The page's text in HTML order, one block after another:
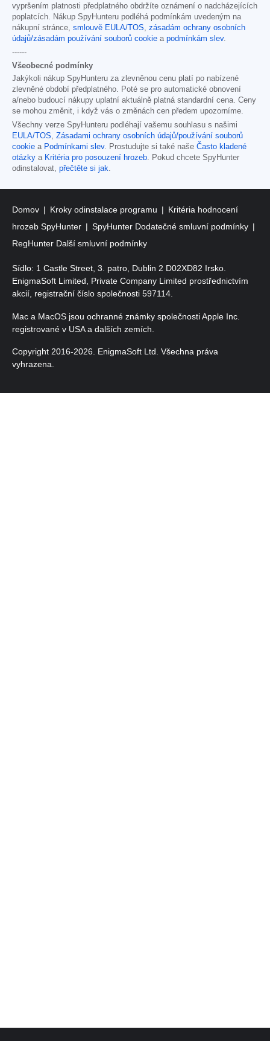
vypršením platnosti předplatného obdržíte oznámení o nadcházejících
poplatcích. Nákup SpyHunteru podléhá podmínkám uvedeným na
nákupní stránce, smlouvě EULA/TOS, zásadám ochrany osobních
údajů/zásadám používání souborů cookie a podmínkám slev.
------
Všeobecné podmínky
Jakýkoli nákup SpyHunteru za zlevněnou cenu platí po nabízené
zlevněné období předplatného. Poté se pro automatické obnovení
a/nebo budoucí nákupy uplatní aktuálně platná standardní cena. Ceny
se mohou změnit, i když vás o změnách cen předem upozorníme.
Všechny verze SpyHunteru podléhají vašemu souhlasu s našimi
EULA/TOS, Zásadami ochrany osobních údajů/používání souborů
cookie a Podmínkami slev. Prostudujte si také naše Často kladené
otázky a Kritéria pro posouzení hrozeb. Pokud chcete SpyHunter
odinstalovat, přečtěte si jak.
Domov Kroky odinstalace programu
Kritéria hodnocení
hrozeb SpyHunter
SpyHunter Dodatečné smluvní podmínky
RegHunter Další smluvní podmínky
Sídlo: 1 Castle Street, 3. patro, Dublin 2 D02XD82 Irsko.
EnigmaSoft Limited, Private Company Limited prostřednictvím
akcií, registrační číslo společnosti 597114.
Mac a MacOS jsou ochranné známky společnosti Apple Inc.
registrované v USA a dalších zemích.
Copyright 2016-2026. EnigmaSoft Ltd. Všechna práva
vyhrazena.